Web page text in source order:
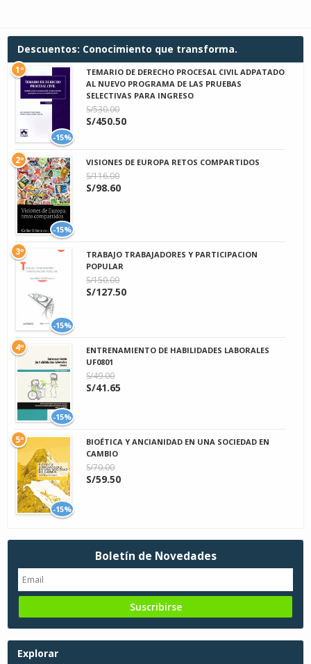
Descuentos: Conocimiento que transforma.
-15%
TEMARIO DE DERECHO PROCESAL CIVIL ADPATADO
AL NUEVO PROGRAMA DE LAS PRUEBAS
SELECTIVAS PARA INGRESO
S/530.00
S/450.50
1º
-15%
VISIONES DE EUROPA RETOS COMPARTIDOS
S/116.00
S/98.60
2º
-15%
TRABAJO TRABAJADORES Y PARTICIPACION
POPULAR
S/150.00
S/127.50
3º
-15%
ENTRENAMIENTO DE HABILIDADES LABORALES
UF0801
S/49.00
S/41.65
4º
-15%
BIOÉTICA Y ANCIANIDAD EN UNA SOCIEDAD EN
CAMBIO
S/70.00
S/59.50
5º
Boletín de Novedades
Explorar